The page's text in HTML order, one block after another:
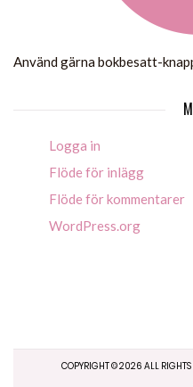
Använd gärna bokbesatt-
Logga in
Flöde för inlägg
Flöde för kommentarer
WordPress.org
COPYRIGHT ©2026 ALL RIGHTS